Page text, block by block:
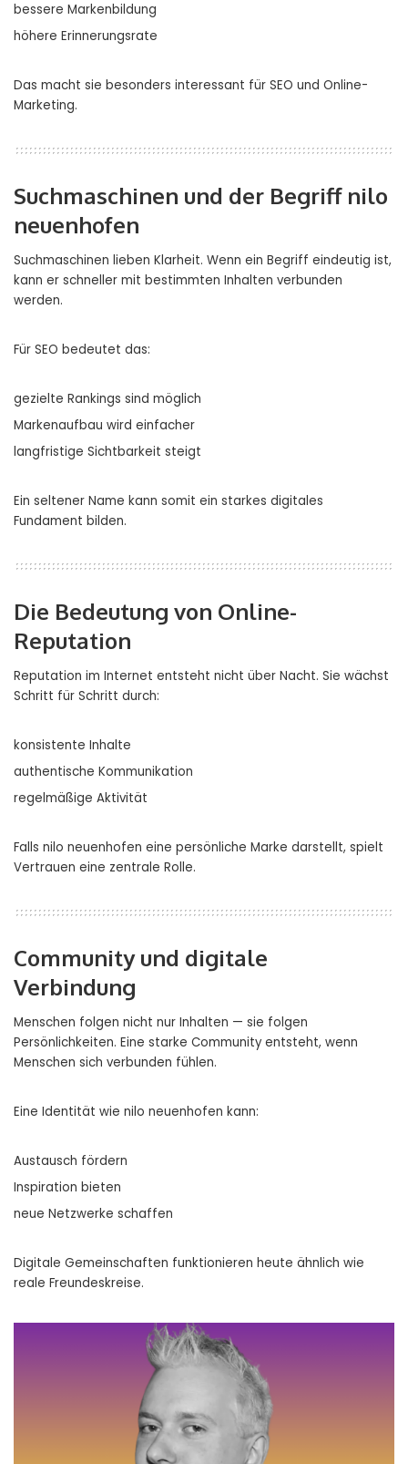
bessere Markenbildung
höhere Erinnerungsrate
Das macht sie besonders interessant für SEO und Online-
Marketing.
Suchmaschinen und der Begriff nilo
neuenhofen
Suchmaschinen lieben Klarheit. Wenn ein Begriff eindeutig ist,
kann er schneller mit bestimmten Inhalten verbunden
werden.
Für SEO bedeutet das:
gezielte Rankings sind möglich
Markenaufbau wird einfacher
langfristige Sichtbarkeit steigt
Ein seltener Name kann somit ein starkes digitales
Fundament bilden.
Die Bedeutung von Online-
Reputation
Reputation im Internet entsteht nicht über Nacht. Sie wächst
Schritt für Schritt durch:
konsistente Inhalte
authentische Kommunikation
regelmäßige Aktivität
Falls nilo neuenhofen eine persönliche Marke darstellt, spielt
Vertrauen eine zentrale Rolle.
Community und digitale
Verbindung
Menschen folgen nicht nur Inhalten — sie folgen
Persönlichkeiten. Eine starke Community entsteht, wenn
Menschen sich verbunden fühlen.
Eine Identität wie nilo neuenhofen kann:
Austausch fördern
Inspiration bieten
neue Netzwerke schaffen
Digitale Gemeinschaften funktionieren heute ähnlich wie
reale Freundeskreise.